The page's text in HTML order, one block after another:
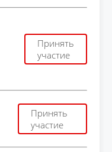
Принять
участие
Принять
участие